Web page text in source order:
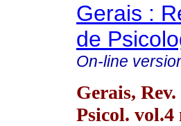
Gerais :
de
On-line
Gerais,
Psicol. vol.4